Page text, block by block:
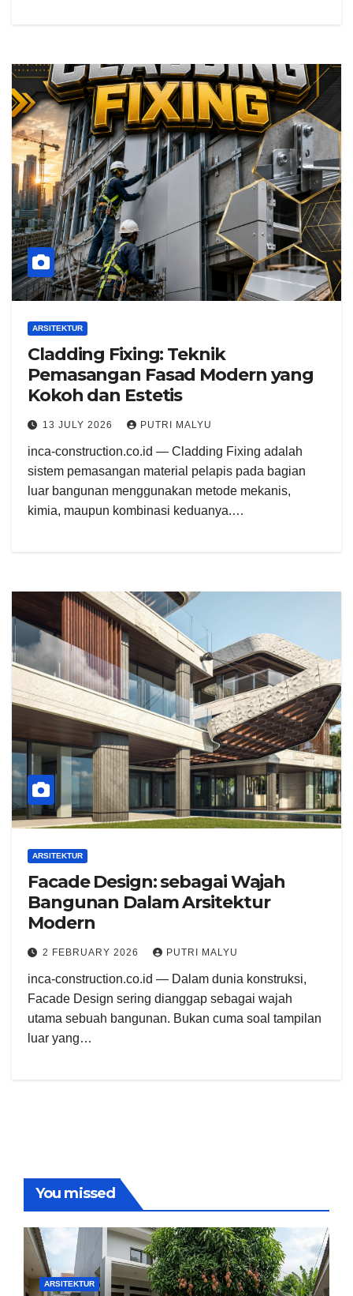
ARSITEKTUR
Cladding Fixing: Teknik
Pemasangan Fasad Modern yang
Kokoh dan Estetis
13 JULY 2026 PUTRI MALYU
inca-construction.co.id — Cladding Fixing adalah
sistem pemasangan material pelapis pada bagian
luar bangunan menggunakan metode mekanis,
kimia, maupun kombinasi keduanya.…
ARSITEKTUR
Facade Design: sebagai Wajah
Bangunan Dalam Arsitektur
Modern
2 FEBRUARY 2026 PUTRI MALYU
inca-construction.co.id — Dalam dunia konstruksi,
Facade Design sering dianggap sebagai wajah
utama sebuah bangunan. Bukan cuma soal tampilan
luar yang…
You missed
ARSITEKTUR